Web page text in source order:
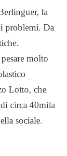
la
problemi. Da
molto
Lotto, che
circa 40mila
sociale.